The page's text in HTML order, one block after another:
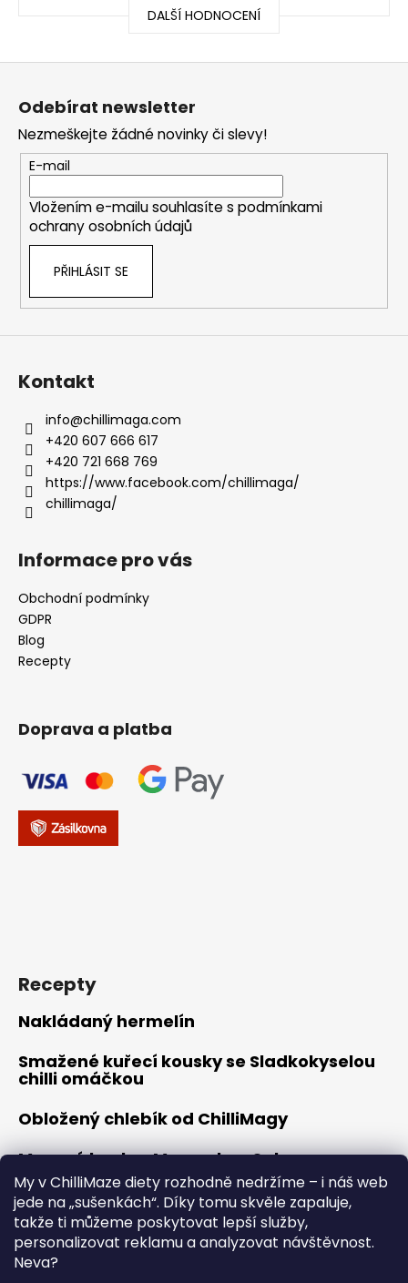
My v ChilliMaze diety rozhodně nedržíme – i náš web
jede na „sušenkách“. Díky tomu skvěle zapaluje,
takže ti můžeme poskytovat lepší služby,
personalizovat reklamu a analyzovat návštěvnost.
Neva?
DALŠÍ HODNOCENÍ
Z
Odebírat newsletter
Nezmeškejte žádné novinky či slevy!
E-mail
Vložením e-mailu souhlasíte s podmínkami
ochrany osobních údajů
PŘIHLÁSIT SE
Kontakt
info@chillimaga.com
+420 607 666 617
+420 721 668 769
https://www.facebook.com/chillimaga/
chillimaga/
Informace pro vás
Obchodní podmínky
GDPR
Blog
Recepty
Doprava a platba
Recepty
Nakládaný hermelín
Smažené kuřecí kousky se Sladkokyselou
chilli omáčkou
Obložený chlebík od ChilliMagy
Masové koule s Moravskou Salsou
Hořčicové kuřátko